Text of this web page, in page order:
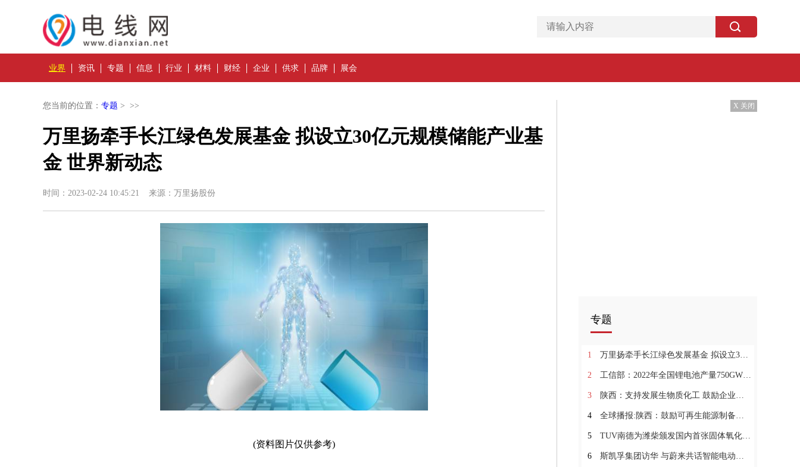
业界 资讯 专题 信息 行业 材料 财经 企业 供求 品牌 展会
您当前的位置： 专题 > >>
万里扬牵手长江绿色发展基金 拟设立30亿元规模储能产业基
金 世界新动态
时间：2023-02-24 10:45:21 来源：万里扬股份
(资料图片仅供参考)
X 关闭
专题
1 万里扬牵手长江绿色发展基金 拟设立30亿元规模储能产业基金 世界新动态
2 工信部：2022年全国锂电池产量750GWH 行业总产值突破1.2万亿元|天天观速讯
3 陕西：支持发展生物质化工 鼓励企业利用生物质原材料替代化石原料 新消息
4 全球播报:陕西：鼓励可再生能源制备氢 开展氢燃料汽车研发及示范应用
5 TUV南德为潍柴颁发国内首张固体氧化物燃料电池欧盟CE证书
6 斯凯孚集团访华 与蔚来共话智能电动汽车的全球化未来